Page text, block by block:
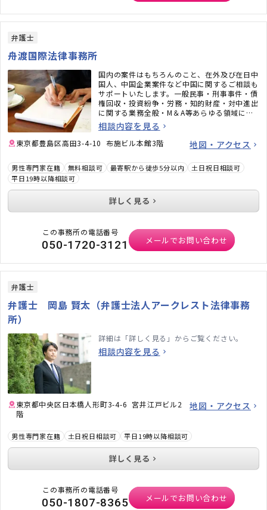
弁護士
舟渡国際法律事務所
国内の案件はもちろんのこと、在外及び在日中
国人、中国企業案件など中国に関するご相談も
サポートいたします。一般民事・刑事事件・債
権回収・投資紛争・労務・知的財産・対中進出
に関する業務全般・M＆A等あらゆる領域に対
応可能です。
相談内容を見る
東京都豊島区高田3-4-10 布施ビル本館3階 地図・アクセス
男性専門家在籍 無料相談可 最寄駅から徒歩5分以内
土日祝日相談可
平日19時以降相談可
詳しく見る
この事務所の電話番号
050-1720-3121 メールでお問い合わせ
弁護士
弁護士 岡島 賢太（弁護士法人アークレスト法律事務
所）
詳細は「詳しく見る」からご覧ください。
相談内容を見る
東京都中央区日本橋人形町3-4-6 宮井江戸ビル2
階
地図・アクセス
男性専門家在籍 土日祝日相談可 平日19時以降相談可
詳しく見る
この事務所の電話番号
050-1807-8365 メールでお問い合わせ